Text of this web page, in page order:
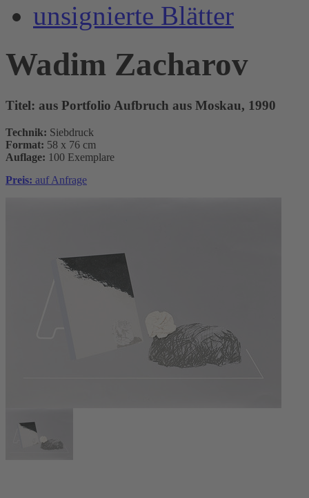
unsignierte Blätter
Wadim Zacharov
Titel: aus Portfolio Aufbruch aus Moskau, 1990
Technik: Siebdruck
Format: 58 x 76 cm
Auflage: 100 Exemplare
Preis: auf Anfrage